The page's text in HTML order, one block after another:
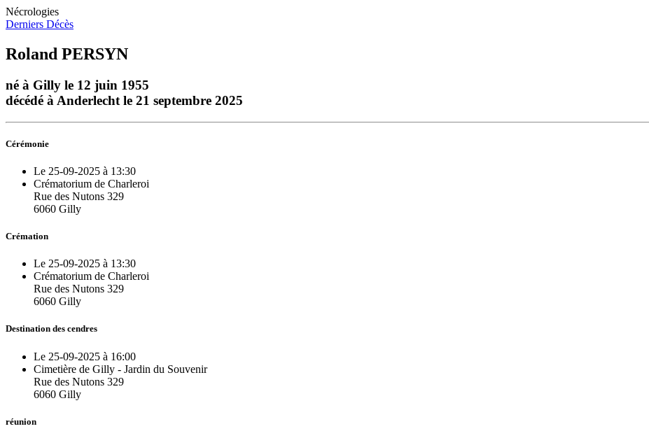
Nécrologies
Derniers Décès
Roland PERSYN
né à Gilly le 12 juin 1955
décédé à Anderlecht le 21 septembre 2025
Cérémonie
Le 25-09-2025 à 13:30
Crématorium de Charleroi
Rue des Nutons 329
6060 Gilly
Crémation
Le 25-09-2025 à 13:30
Crématorium de Charleroi
Rue des Nutons 329
6060 Gilly
Destination des cendres
Le 25-09-2025 à 16:00
Cimetière de Gilly - Jardin du Souvenir
Rue des Nutons 329
6060 Gilly
réunion